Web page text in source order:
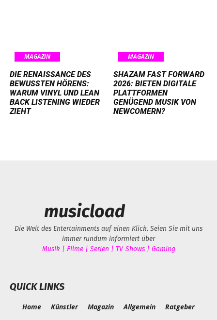
MAGAZIN
DIE RENAISSANCE DES
BEWUSSTEN HÖRENS:
WARUM VINYL UND LEAN
BACK LISTENING WIEDER
ZIEHT
MAGAZIN
SHAZAM FAST FORWARD
2026: BIETEN DIGITALE
PLATTFORMEN
GENÜGEND MUSIK VON
NEWCOMERN?
musicload
Die Welt des Entertainments auf einen Klick. Seien Sie mit uns
immer rundum informiert über
Musik | Filme | Serien | TV-Shows | Gaming
QUICK LINKS
Home Künstler Magazin Allgemein Ratgeber